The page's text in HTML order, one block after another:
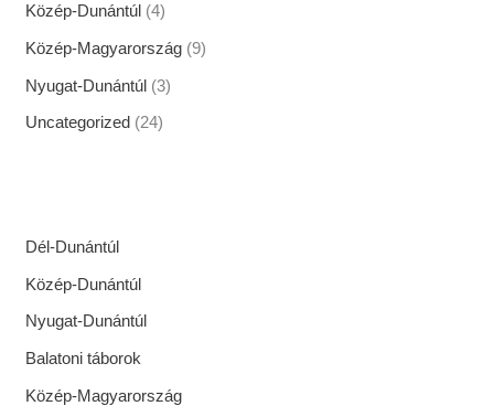
Közép-Dunántúl (4)
Közép-Magyarország (9)
Nyugat-Dunántúl (3)
Uncategorized (24)
Dél-Dunántúl
Közép-Dunántúl
Nyugat-Dunántúl
Balatoni táborok
Közép-Magyarország